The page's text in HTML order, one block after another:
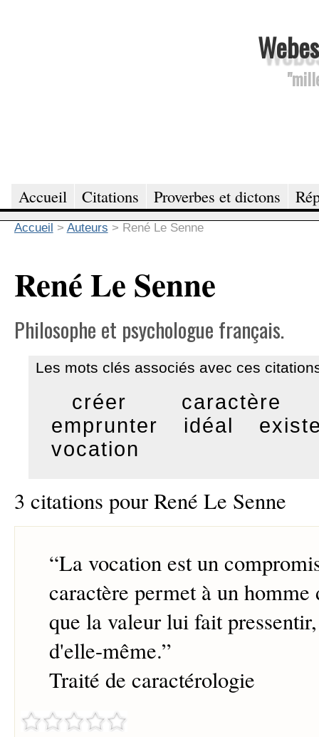
Accueil Citations Proverbes et dictons
Accueil > Auteurs > René Le Senne
René Le Senne
Philosophe et psychologue français.
Les mots clés associés avec ces
créer
caractère
emprunter
idéal
vocation
3 citations pour René Le Senne
“La vocation est un
caractère permet à un homme
que la valeur lui fait
d'elle-même.”
Traité de caractérologie